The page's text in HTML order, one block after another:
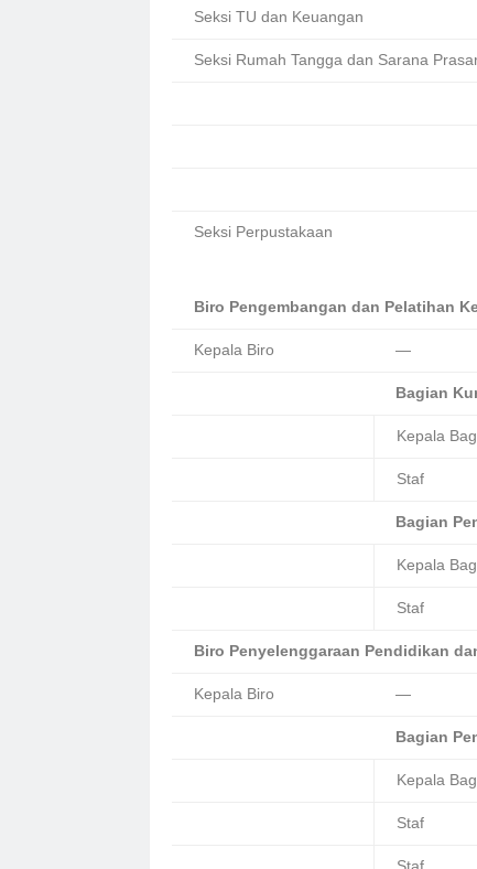
Seksi TU dan Keuangan
Seksi Rumah Tangga dan Sarana
Seksi Perpustakaan
Biro Pengembangan dan Pelatihan
Kepala Biro —
Bagian
Kepala
Staf
Bagian
Kepala
Staf
Biro Penyelenggaraan Pendidikan
Kepala Biro —
Bagian
Kepala
Staf